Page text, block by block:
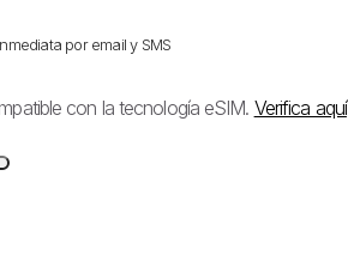
por email y SMS
con la tecnología eSIM. Verifica aquí